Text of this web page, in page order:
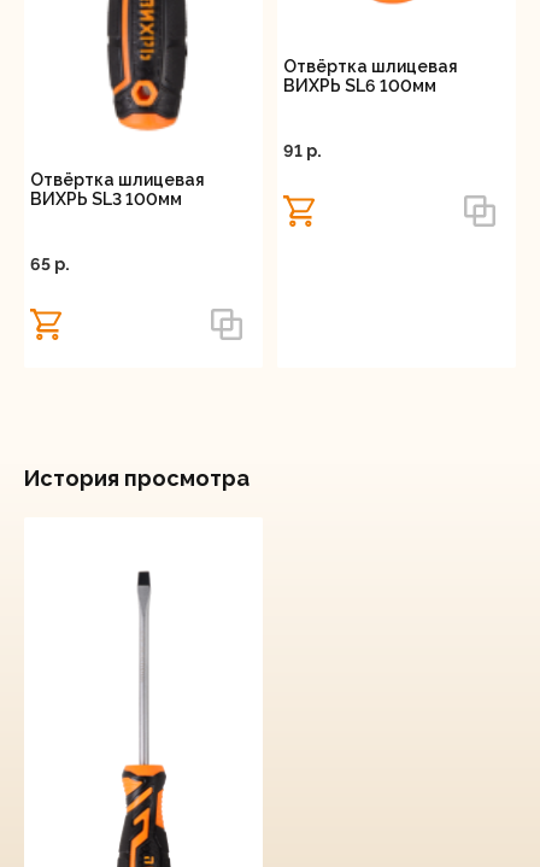
Отвёртка шлицевая
ВИХРЬ SL3 100мм
65 p.
Отвёртка шлицевая
ВИХРЬ SL6 100мм
91 p.
История просмотра